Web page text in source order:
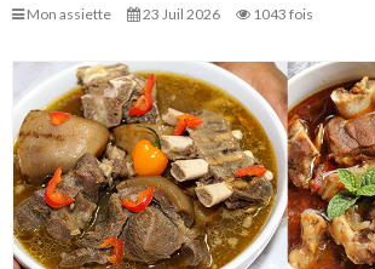
Mon assiette 23 Juil 2026 1043 fois